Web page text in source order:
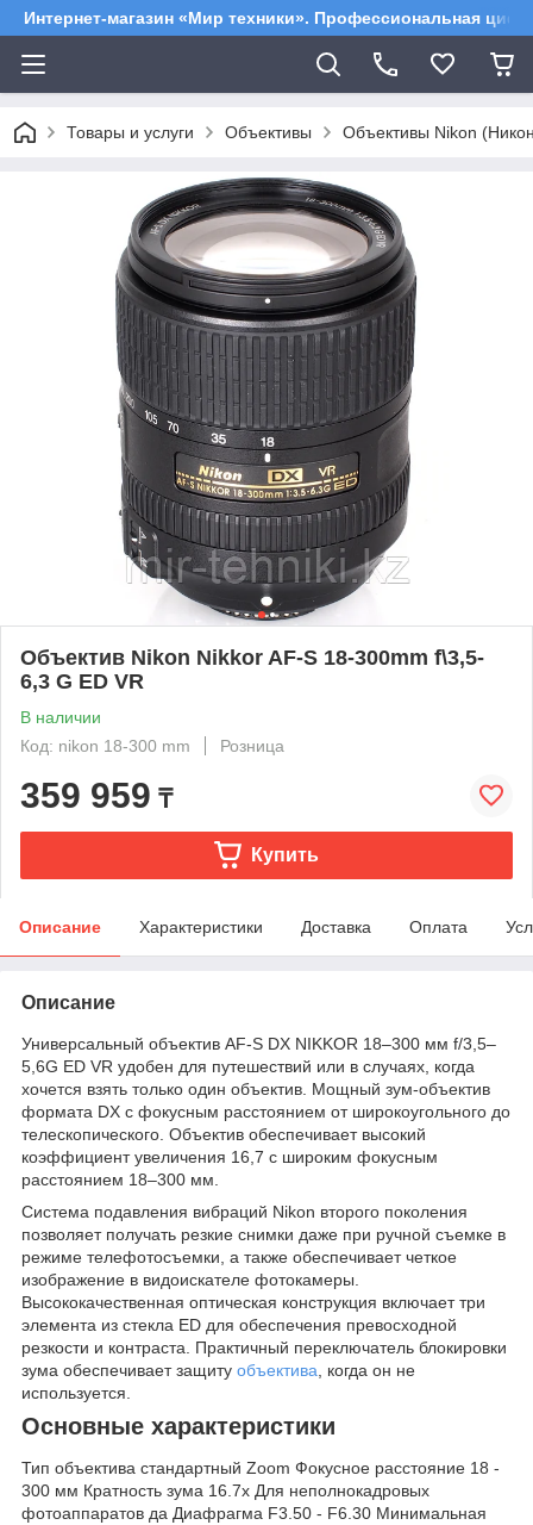
Интернет-магазин «Мир техники». Профессиональная
Товары и услуги Объективы Объективы Nikon
Объектив Nikon Nikkor AF-S 18-300mm f\3,5-
6,3 G ED VR
В наличии
Код: nikon 18-300 mm
Розница
359 959 ₸
Купить
Описание Характеристики Доставка Оплата
Описание
Универсальный объектив AF-S DX NIKKOR 18–300 мм f/3,5–
5,6G ED VR удобен для путешествий или в случаях, когда
хочется взять только один объектив. Мощный зум-объектив
формата DX с фокусным расстоянием от широкоугольного до
телескопического. Объектив обеспечивает высокий
коэффициент увеличения 16,7 с широким фокусным
расстоянием 18–300 мм.
Система подавления вибраций Nikon второго поколения
позволяет получать резкие снимки даже при ручной съемке в
режиме телефотосъемки, а также обеспечивает четкое
изображение в видоискателе фотокамеры.
Высококачественная оптическая конструкция включает три
элемента из стекла ED для обеспечения превосходной
резкости и контраста. Практичный переключатель блокировки
зума обеспечивает защиту объектива , когда он не
используется.
Основные характеристики
Тип объектива стандартный Zoom Фокусное расстояние 18 -
300 мм Кратность зума 16.7x Для неполнокадровых
фотоаппаратов да Диафрагма F3.50 - F6.30 Минимальная